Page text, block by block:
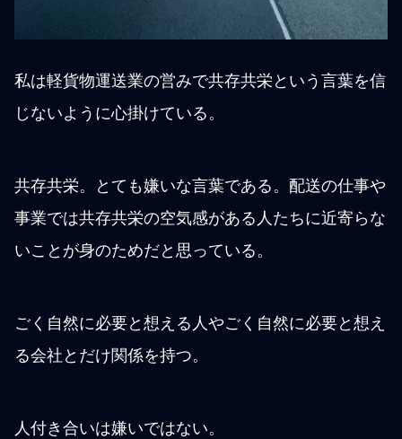
私は軽貨物運送業の営みで共存共栄という言葉を信
じないように心掛けている。
共存共栄。とても嫌いな言葉である。配送の仕事や
事業では共存共栄の空気感がある人たちに近寄らな
いことが身のためだと思っている。
ごく自然に必要と想える人やごく自然に必要と想え
る会社とだけ関係を持つ。
人付き合いは嫌いではない。